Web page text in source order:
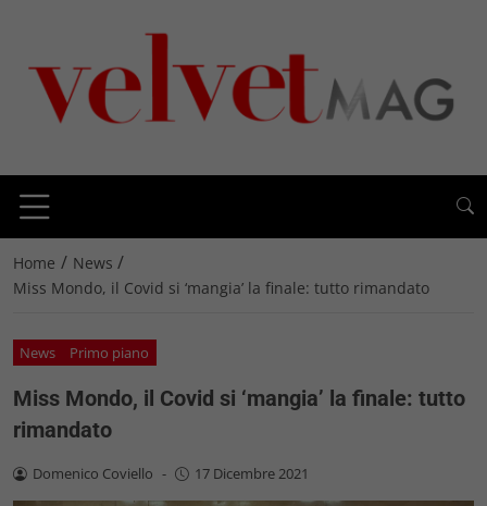
Home / News /
Miss Mondo, il Covid si ‘mangia’ la finale: tutto rimandato
News Primo piano
Miss Mondo, il Covid si ‘mangia’ la finale: tutto
rimandato
Domenico Coviello - 17 Dicembre 2021